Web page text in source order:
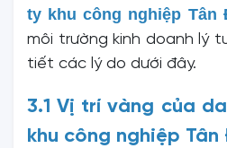
ty khu công nghiệp Tân
môi trường kinh doanh lý
tiết các lý do dưới đây.
3.1 Vị trí vàng của
khu công nghiệp